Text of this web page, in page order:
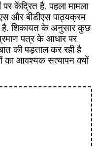
केंद्रित है. पहला मामला
और बीडीएस पाठ्यक्रम
है. शिकायत के अनुसार कुछ
पत्र के आधार पर
की पड़ताल कर रही है
का आवश्यक सत्यापन क्यों